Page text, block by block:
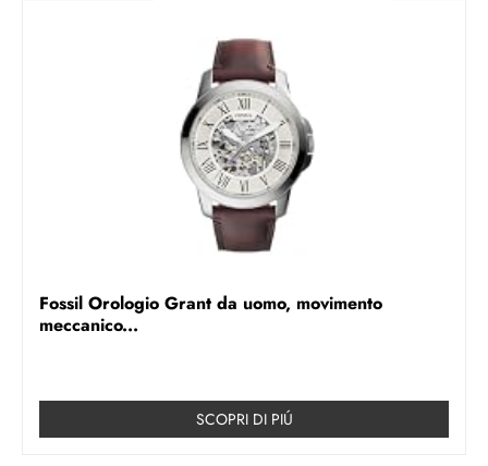
Fossil Orologio Grant da uomo, movimento
meccanico...
SCOPRI DI PIÚ